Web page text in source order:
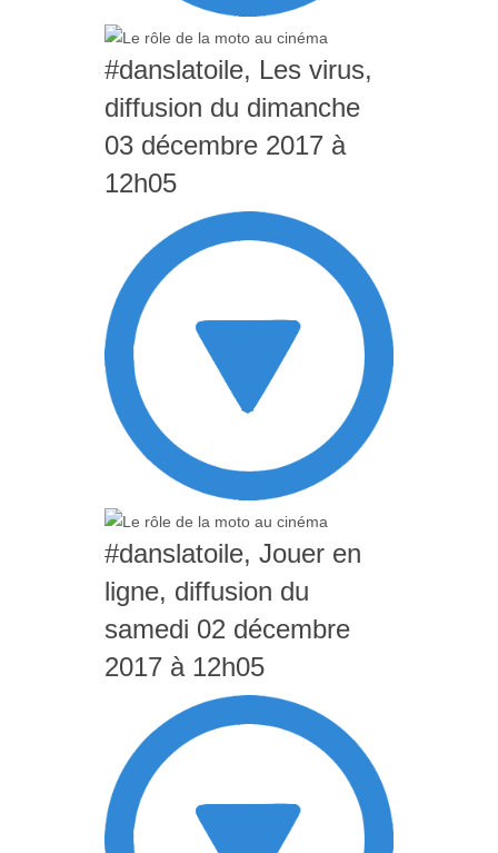
#danslatoile, Les virus,
diffusion du dimanche
03 décembre 2017 à
12h05
#danslatoile, Jouer en
ligne, diffusion du
samedi 02 décembre
2017 à 12h05